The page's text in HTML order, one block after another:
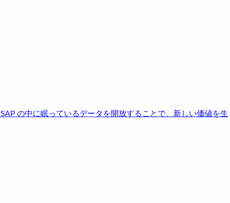
SAP の中に眠っているデータを開放することで、新しい価値を生